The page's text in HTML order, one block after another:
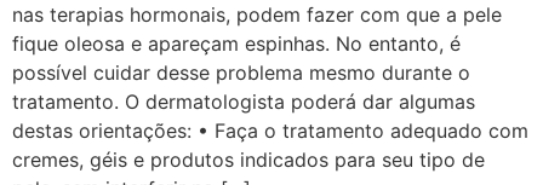
nas terapias hormonais, podem fazer com que a pele
fique oleosa e apareçam espinhas. No entanto, é
possível cuidar desse problema mesmo durante o
tratamento. O dermatologista poderá dar algumas
destas orientações: • Faça o tratamento adequado com
cremes, géis e produtos indicados para seu tipo de